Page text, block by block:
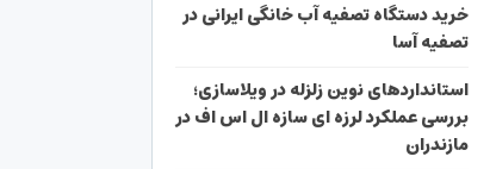
خرید دستگاه تصفیه آب خانگی ایرانی در
تصفیه آسا
استانداردهای نوین زلزله در ویلاسازی؛
بررسی عملکرد لرزه ای سازه ال اس اف در
مازندران